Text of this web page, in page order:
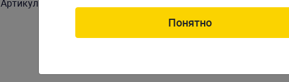
Артикул: SEI-22ML
Понятно